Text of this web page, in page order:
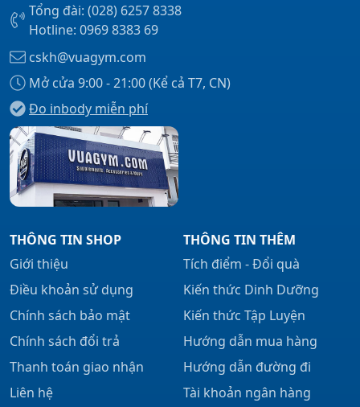
Xem tất cả →
Tổng đài: (028) 6257 8338
Hotline: 0969 8383 69
cskh@vuagym.com
Mở cửa 9:00 - 21:00 (Kể cả T7, CN)
Đo inbody miễn phí
THÔNG TIN SHOP
Giới thiệu
Điều khoản sử dụng
Chính sách bảo mật
Chính sách đổi trả
Thanh toán giao nhận
Liên hệ
THÔNG TIN THÊM
Tích điểm - Đổi quà
Kiến thức Dinh Dưỡng
Kiến thức Tập Luyện
Hướng dẫn mua hàng
Hướng dẫn đường đi
Tài khoản ngân hàng